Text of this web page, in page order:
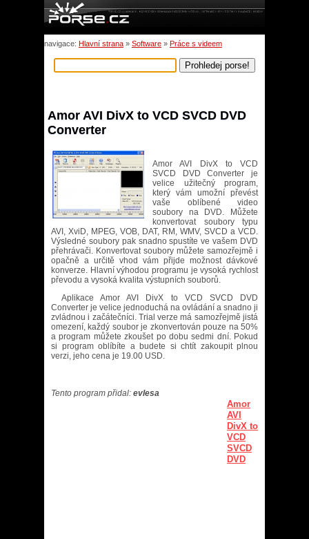
navigace: Hlavní strana » Software » Práce s videem
Amor AVI DivX to VCD SVCD DVD
Converter
Amor AVI DivX to VCD
SVCD DVD Converter je
velice užitečný program,
který vám umožní převést
vaše oblíbené video
soubory na DVD. Můžete
konvertovat soubory typu
AVI, XviD, MPEG, VOB, DAT, RM, WMV, SVCD a VCD.
Výsledné soubory pak snadno spustíte ve vašem DVD
přehrávači. Konvertovat soubory můžete samozřejmě i
opačně a určitě vhod vám přijde možnost dávkové
konverze. Hlavní výhodou programu je vysoká rychlost
převodu a vysoká kvalita výstupních souborů.
Aplikace Amor AVI DivX to VCD SVCD DVD
Converter je velice jednoduchá na ovládání a snadno ji
zvládnou i začátečníci. Trial verze má samozřejmě jistá
omezení, každý soubor je zkonvertován pouze na 50%
a program můžete zkoušet po dobu sedmi dní. Pokud
si program oblíbíte a budete si chtít zakoupit plnou
verzi, jeho cena je 19.00 USD.
Tento program přidal: evlesa
Amor
AVI
DivX to
VCD
SVCD
DVD